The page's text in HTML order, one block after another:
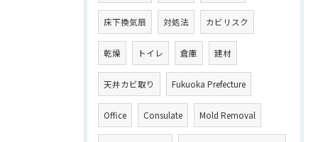
床下換気扇 対処法 カビリスク
乾燥 トイレ 倉庫 建材
天井カビ取り Fukuoka Prefecture
Office Consulate Mold Removal